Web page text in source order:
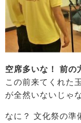
空席多いな！ 前の
この前来てくれた
が全然いないじゃ
なに？ 文化祭の準